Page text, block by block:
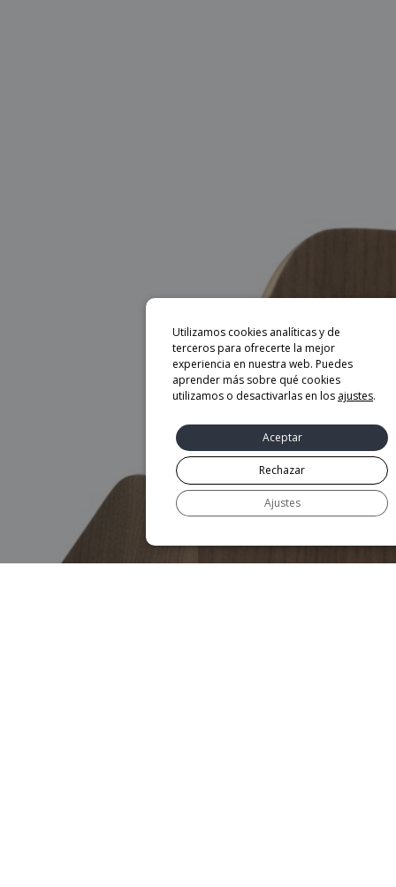
Utilizamos cookies analíticas y de
terceros para ofrecerte la mejor
experiencia en nuestra web. Puedes
aprender más sobre qué cookies
utilizamos o desactivarlas en los ajustes.
Aceptar
Rechazar
Ajustes